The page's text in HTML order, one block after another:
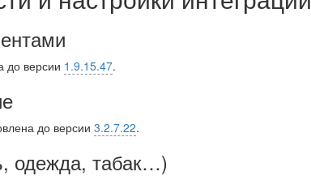
до версии 1.9.15.47.
до версии 3.2.7.22.
одежда, табак…)